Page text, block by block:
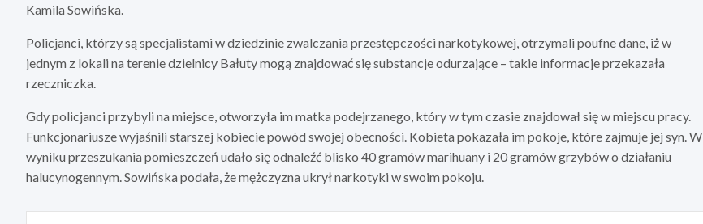
Kamila Sowińska.
Policjanci, którzy są specjalistami w dziedzinie zwalczania przestępczości narkotykowej, otrzymali poufne dane, iż w
jednym z lokali na terenie dzielnicy Bałuty mogą znajdować się substancje odurzające – takie informacje przekazała
rzeczniczka.
Gdy policjanci przybyli na miejsce, otworzyła im matka podejrzanego, który w tym czasie znajdował się w miejscu pracy.
Funkcjonariusze wyjaśnili starszej kobiecie powód swojej obecności. Kobieta pokazała im pokoje, które zajmuje jej syn. W
wyniku przeszukania pomieszczeń udało się odnaleźć blisko 40 gramów marihuany i 20 gramów grzybów o działaniu
halucynogennym. Sowińska podała, że mężczyzna ukrył narkotyki w swoim pokoju.